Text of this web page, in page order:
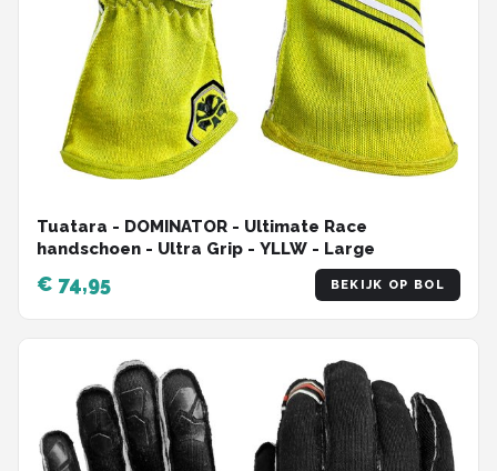
Tuatara - DOMINATOR - Ultimate Race
handschoen - Ultra Grip - YLLW - Large
€ 74,95 BEKIJK OP BOL